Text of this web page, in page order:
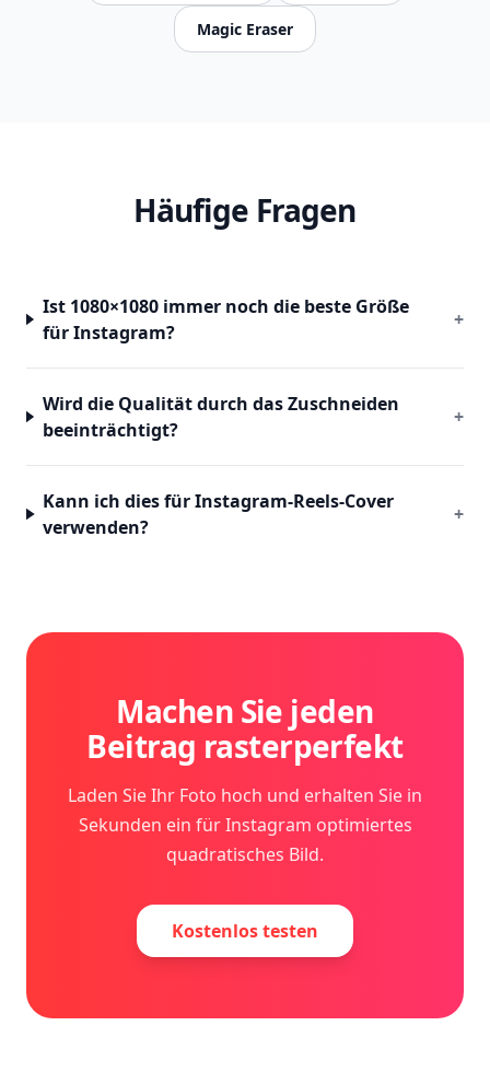
Magic Eraser
Häufige Fragen
Ist 1080×1080 immer noch die beste Größe
für Instagram?
+
Wird die Qualität durch das Zuschneiden
beeinträchtigt?
+
Kann ich dies für Instagram-Reels-Cover
verwenden?
+
Machen Sie jeden
Beitrag rasterperfekt
Laden Sie Ihr Foto hoch und erhalten Sie in
Sekunden ein für Instagram optimiertes
quadratisches Bild.
Kostenlos testen